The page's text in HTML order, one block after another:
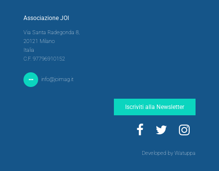
Associazione JOI
Via Santa Radegonda 8,
20121 Milano
Italia
C.F. 97796910152
info@joimag.it
Iscriviti alla Newsletter
Developed by Watuppa